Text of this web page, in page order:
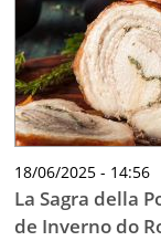
18/06/2025 - 14:56
La Sagra della
de Inverno do